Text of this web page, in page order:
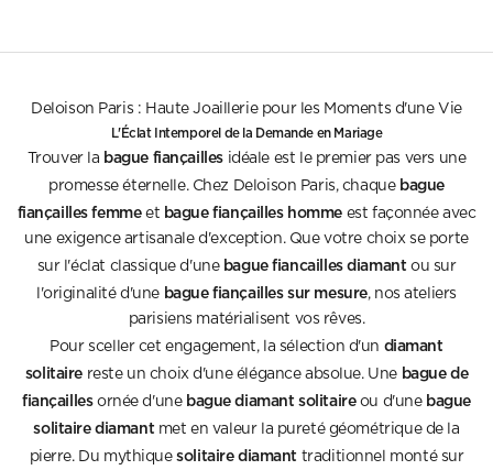
Deloison Paris : Haute Joaillerie pour les Moments d'une Vie
L'Éclat Intemporel de la Demande en Mariage
Trouver la bague fiançaillesidéale est le premier pas vers une
promesse éternelle. Chez Deloison Paris, chaque bague
fiançailles femmeet bague fiançailles homme est façonnée avec
une exigence artisanale d'exception. Que votre choix se porte
sur l'éclat classique d'une bague fiancailles diamant ou sur
l'originalité d'une bague fiançailles sur mesure, nos ateliers
parisiens matérialisent vos rêves.
Pour sceller cet engagement, la sélection d'un diamant
solitaire reste un choix d'une élégance absolue. Une bague de
fiançaillesornée d'une bague diamant solitaireou d'une bague
solitaire diamant met en valeur la pureté géométrique de la
pierre. Du mythiquesolitaire diamant traditionnel monté sur